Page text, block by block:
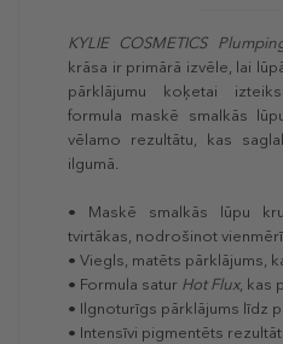
KYLIE COSMETICS
krāsa ir primārā izvēle, lai
pārklājumu koķetai
formula maskē smalkās
vēlamo rezultātu, kas
ilgumā.
• Maskē smalkās lūpu
tvirtākas, nodrošinot
• Viegls, matēts pārklājums,
• Formula satur Hot Flux, kas
• Ilgnoturīgs pārklājums līdz
• Intensīvi pigmentēts